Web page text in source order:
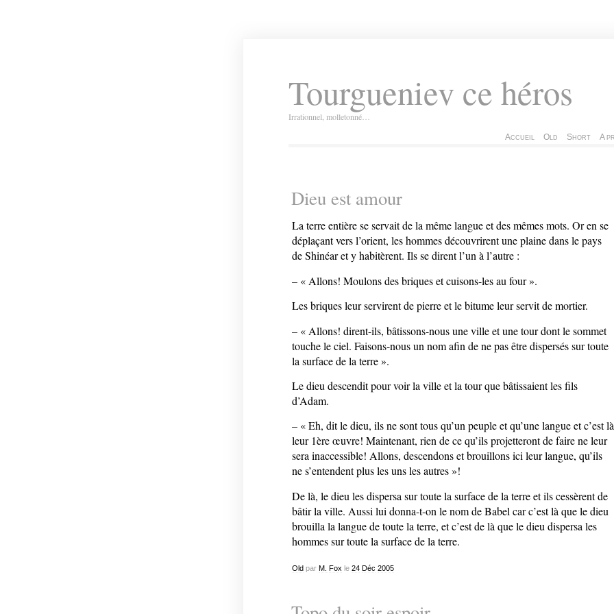
Tourgueniev ce héros
Irrationnel, molletonné…
Accueil Old Short A
Dieu est amour
La terre entière se servait de la même langue et des mêmes mots. Or en se
déplaçant vers l’orient, les hommes découvrirent une plaine dans le pays
de Shinéar et y habitèrent. Ils se dirent l’un à l’autre :
– « Allons! Moulons des briques et cuisons-les au four ».
Les briques leur servirent de pierre et le bitume leur servit de mortier.
– « Allons! dirent-ils, bâtissons-nous une ville et une tour dont le sommet
touche le ciel. Faisons-nous un nom afin de ne pas être dispersés sur toute
la surface de la terre ».
Le dieu descendit pour voir la ville et la tour que bâtissaient les fils
d’Adam.
– « Eh, dit le dieu, ils ne sont tous qu’un peuple et qu’une langue et c’est là
leur 1ère œuvre! Maintenant, rien de ce qu’ils projetteront de faire ne leur
sera inaccessible! Allons, descendons et brouillons ici leur langue, qu’ils
ne s’entendent plus les uns les autres »!
De là, le dieu les dispersa sur toute la surface de la terre et ils cessèrent de
bâtir la ville. Aussi lui donna-t-on le nom de Babel car c’est là que le dieu
brouilla la langue de toute la terre, et c’est de là que le dieu dispersa les
hommes sur toute la surface de la terre.
Old par M. Fox le 24 Déc 2005